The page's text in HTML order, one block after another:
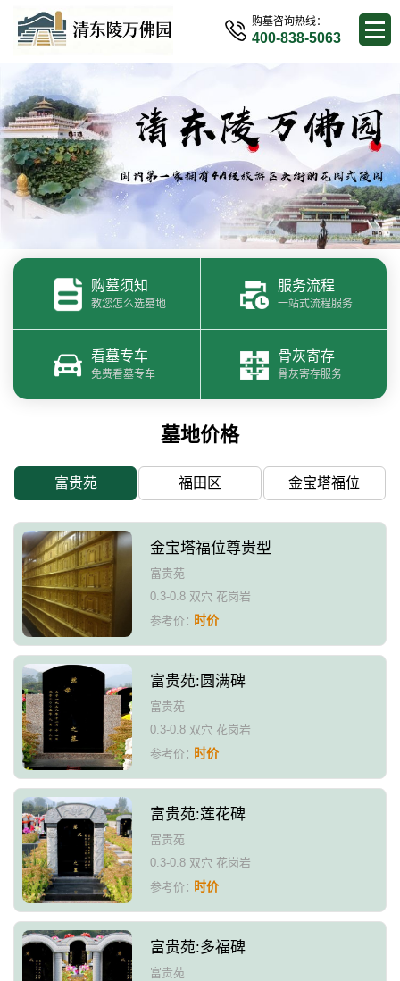
购墓咨询热线：
400-838-5063
购墓须知
教您怎么选墓地
服务流程
一站式流程服务
看墓专车
免费看墓专车
骨灰寄存
骨灰寄存服务
墓地价格
富贵苑 福田区 金宝塔福位
金宝塔福位尊贵型
富贵苑
0.3-0.8 双穴 花岗岩
参考价：时价
富贵苑:圆满碑
富贵苑
0.3-0.8 双穴 花岗岩
参考价：时价
富贵苑:莲花碑
富贵苑
0.3-0.8 双穴 花岗岩
参考价：时价
富贵苑:多福碑
富贵苑